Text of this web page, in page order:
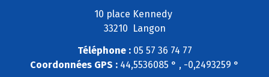
10 place Kennedy
33210 Langon
Téléphone :05 57 36 74 77
Coordonnées GPS : 44,5536085 ° , -0,2493259 °